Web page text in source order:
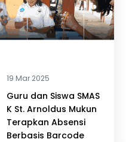
19 Mar 2025
Guru dan Siswa SMAS
K St. Arnoldus Mukun
Terapkan Absensi
Berbasis Barcode